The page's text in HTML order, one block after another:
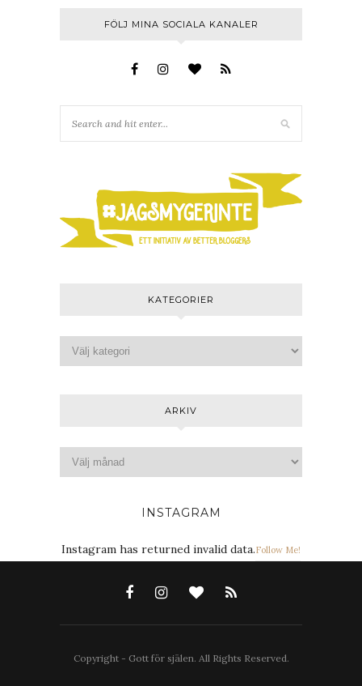
FÖLJ MINA SOCIALA KANALER
KATEGORIER
ARKIV
INSTAGRAM
Instagram has returned invalid data.Follow Me!
Copyright - Gott för själen. All Rights Reserved.